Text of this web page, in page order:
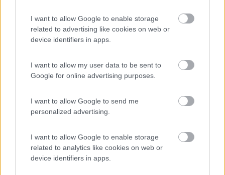
I want to allow Google to enable storage
related to advertising like cookies on web or
device identifiers in apps.
I want to allow my user data to be sent to
Google for online advertising purposes.
I want to allow Google to send me
personalized advertising.
I want to allow Google to enable storage
related to analytics like cookies on web or
device identifiers in apps.
Inserito il01/12/2017 alle:13:27:17
In risposta al messaggio didoppioross
degli interessi...
Per essere sicuri dei conteggi finali compresi annessi e connessi
chiederei a chi eroga il prestito di realizzare un prospetto.
P.s oltre al costo assicurati sulle modalita' e calusole di rimborso
rata rid , bollettini , penali ...